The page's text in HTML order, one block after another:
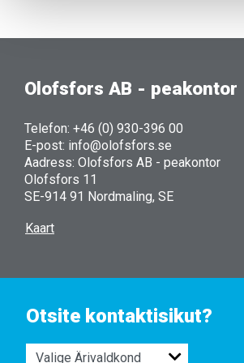
Olofsfors AB - peakontor
Telefon: +46 (0) 930-396 00
E-post: info@olofsfors.se
Aadress: Olofsfors AB - peakontor
Olofsfors 11
SE-914 91 Nordmaling, SE
Kaart
Otsite kontaktisikut?